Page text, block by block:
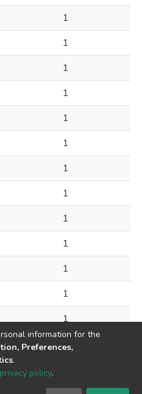
1
1
1
1
1
1
1
1
1
1
1
1
1
© 2009-2026
information for the
Preferences,
.
privacy policy.